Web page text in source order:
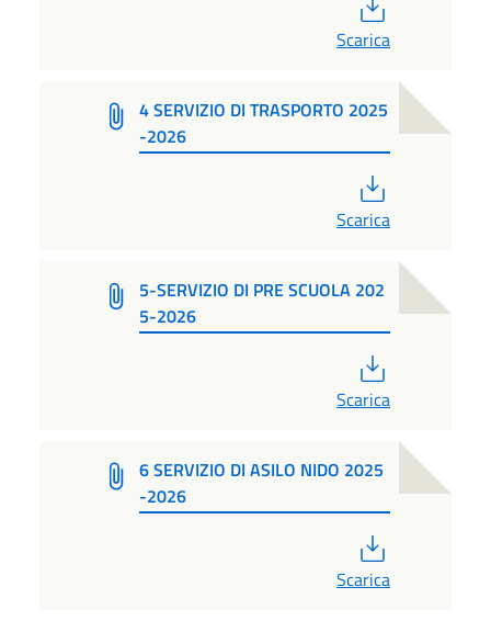
Scarica
4 SERVIZIO DI TRASPORTO 2025
-2026
Scarica
5-SERVIZIO DI PRE SCUOLA 202
5-2026
Scarica
6 SERVIZIO DI ASILO NIDO 2025
-2026
Scarica